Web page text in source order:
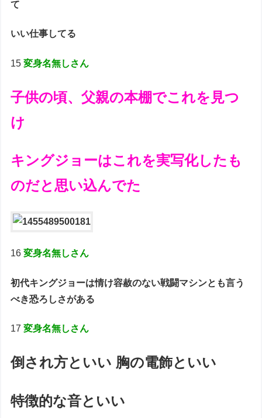
て
いい仕事してる
15 変身名無しさん
子供の頃、父親の本棚でこれを見つ
け
キングジョーはこれを実写化したも
のだと思い込んでた
16 変身名無しさん
初代キングジョーは情け容赦のない戦闘マシンとも言う
べき恐ろしさがある
17 変身名無しさん
倒され方といい 胸の電飾といい
特徴的な音といい